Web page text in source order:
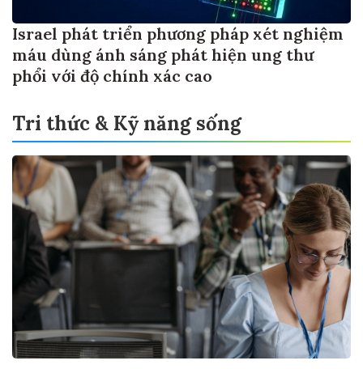
Israel phát triển phương pháp xét nghiệm
máu dùng ánh sáng phát hiện ung thư
phổi với độ chính xác cao
Tri thức & Kỹ năng sống